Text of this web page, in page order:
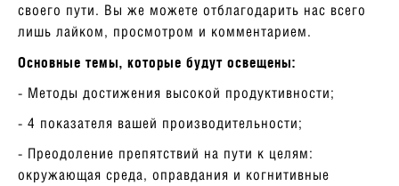
своего пути. Вы же можете отблагодарить нас всего
лишь лайком, просмотром и комментарием.
Основные темы, которые будут освещены:
- Методы достижения высокой продуктивности;
- 4 показателя вашей производительности;
- Преодоление препятствий на пути к целям:
окружающая среда, оправдания и когнитивные